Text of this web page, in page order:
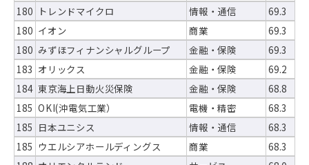
180 トレンドマイクロ 情報・通信
69.3
180 イオン 商業
69.3
180 みずほフィナンシャルグループ 金融・保険
69.3
183 オリックス 金融・保険
69.2
184 東京海上日動火災保険 金融・保険
68.8
185 OKI(沖電気工業） 電機・精密
68.3
185 日本ユニシス 情報・通信
68.3
185 ウエルシアホールディングス 商業
68.3